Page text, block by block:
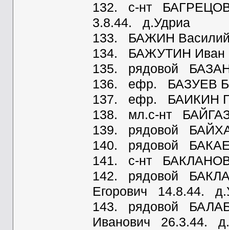
132. с-нт
3.8.44. д.Удриа
133. БАЖИН
134. БАЖУТИН Иван
135. рядовой
136. ефр. БАЗУЕВ
137. ефр. БАИКИН
138. мл.с-нт
139. рядовой
140. рядовой
141. с-нт БАКЛАНОВ
142. рядовой
Егорович 14.8.44.
143. рядовой
Иванович 26.3.44.